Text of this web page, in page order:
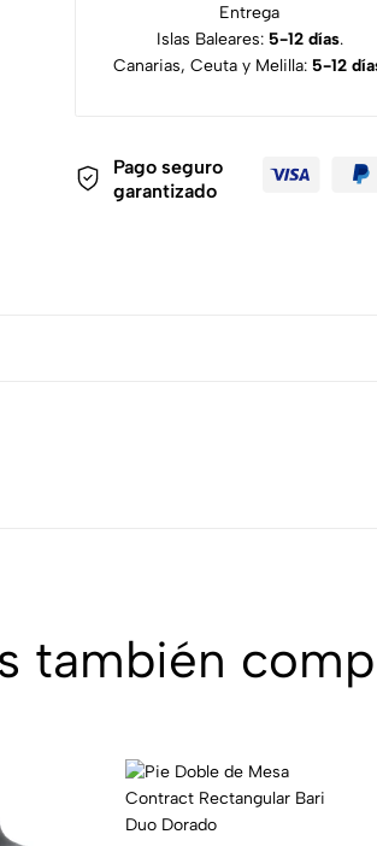
Entrega
Islas Baleares: 5-12 días.
Canarias, Ceuta y Melilla: 5-12
Pago seguro
garantizado
también